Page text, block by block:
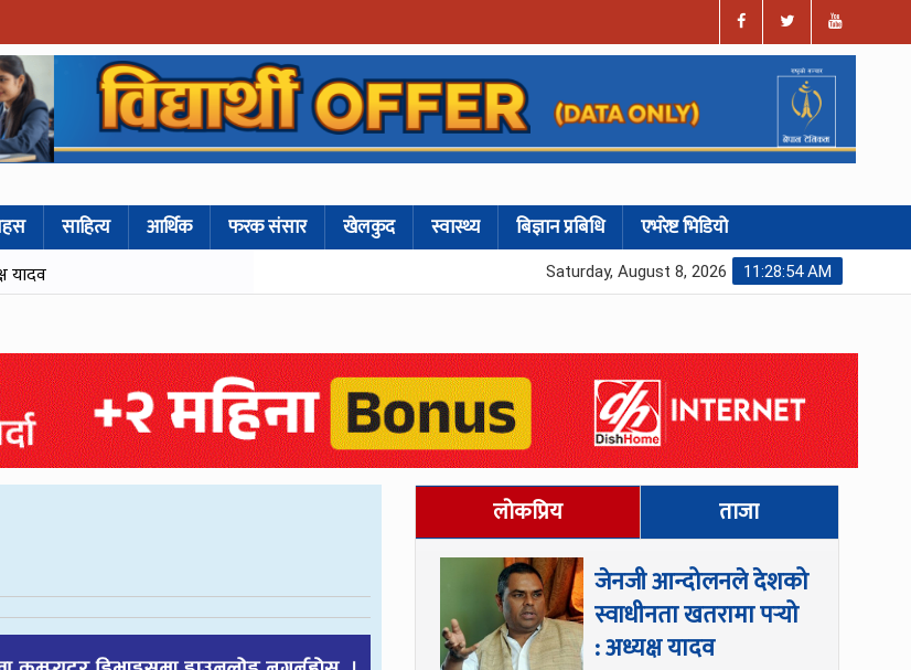
साहित्य आर्थिक फरक संसार खेलकुद स्वास्थ्य बिज्ञान प्रबिधि एभरेष्ट भिडियो
यादव 11:28:55 AM
Saturday, August 8, 2026
लोकप्रिय ताजा
जेनजी आन्दोलनले देशको
स्वाधीनता खतरामा पर्‍यो
: अध्यक्ष यादव